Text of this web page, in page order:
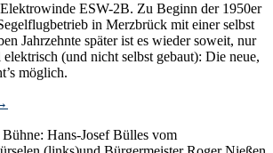
ESW-2B. Zu Beginn der 1950er
in Merzbrück mit einer selbst
Jahrzehnte später ist es wieder soweit, nur
(und nicht selbst gebaut): Die neue,
möglich.